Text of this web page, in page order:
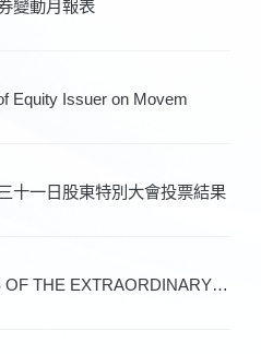
變動月報表
Equity Issuer on Movem
十一日股東特別大會投票結果
POLL RESULTS OF THE EXTRAORDINARY GENERA